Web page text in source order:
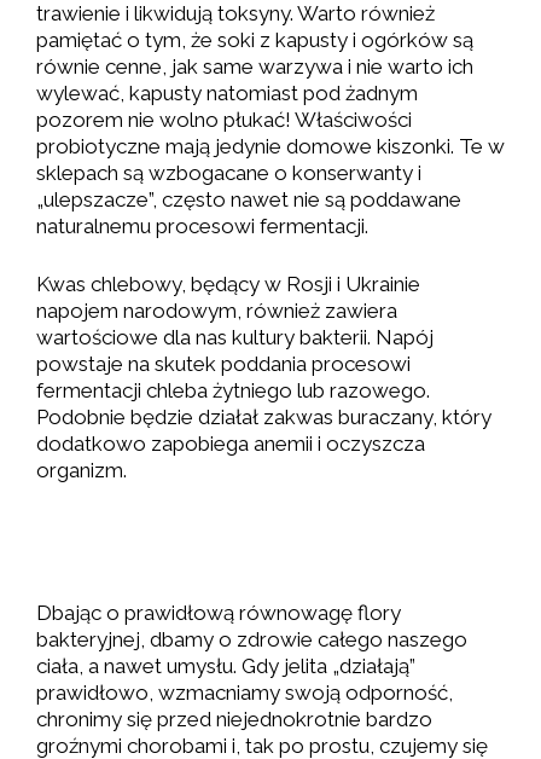
trawienie i likwidują toksyny. Warto również
pamiętać o tym, że soki z kapusty i ogórków są
równie cenne, jak same warzywa i nie warto ich
wylewać, kapusty natomiast pod żadnym
pozorem nie wolno płukać! Właściwości
probiotyczne mają jedynie domowe kiszonki. Te w
sklepach są wzbogacane o konserwanty i
„ulepszacze”, często nawet nie są poddawane
naturalnemu procesowi fermentacji.
Kwas chlebowy, będący w Rosji i Ukrainie
napojem narodowym, również zawiera
wartościowe dla nas kultury bakterii. Napój
powstaje na skutek poddania procesowi
fermentacji chleba żytniego lub razowego.
Podobnie będzie działał zakwas buraczany, który
dodatkowo zapobiega anemii i oczyszcza
organizm.
Dbając o prawidłową równowagę flory
bakteryjnej, dbamy o zdrowie całego naszego
ciała, a nawet umysłu. Gdy jelita „działają”
prawidłowo, wzmacniamy swoją odporność,
chronimy się przed niejednokrotnie bardzo
groźnymi chorobami i, tak po prostu, czujemy się